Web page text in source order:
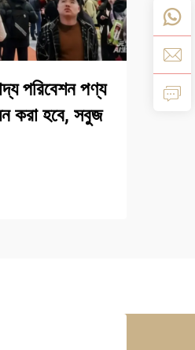
পরিবেশন পণ্য
করা হবে, সবুজ